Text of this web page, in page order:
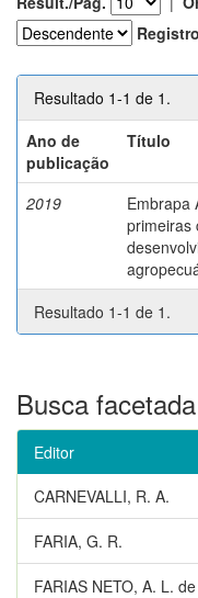
Resultado 1-1 de 1.
Ano de
publicação
Título
2019
Embrapa
primeiras
Resultado 1-1 de 1.
Busca facetada
Editor
CARNEVALLI, R. A.
FARIA, G. R.
FARIAS NETO, A. L. de